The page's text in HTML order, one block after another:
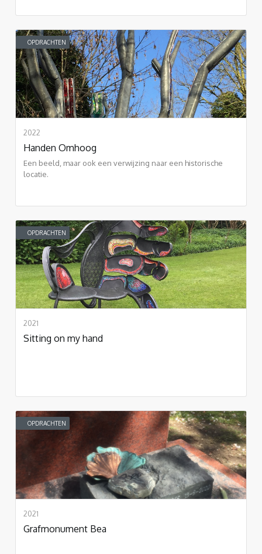
OPDRACHTEN
2022
Handen Omhoog
Een beeld, maar ook een verwijzing naar een historische
locatie.
OPDRACHTEN
2021
Sitting on my hand
OPDRACHTEN
2021
Grafmonument Bea